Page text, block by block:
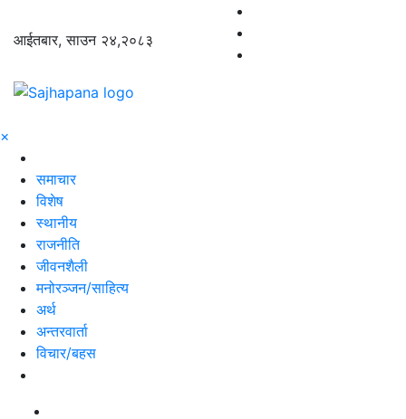
आईतबार, साउन २४,२०८३
×
समाचार
विशेष
स्थानीय
राजनीति
जीवनशैली
मनोरञ्जन/साहित्य
अर्थ
अन्तरवार्ता
विचार/बहस